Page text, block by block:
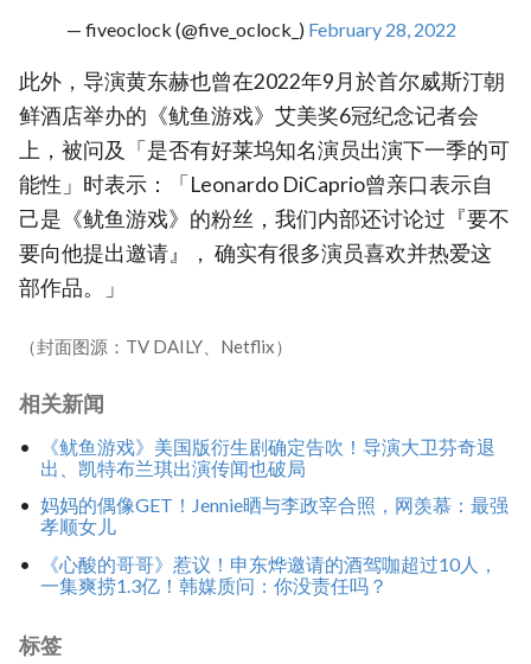
— fiveoclock (@five_oclock_) February 28, 2022
此外，导演黄东赫也曾在2022年9月於首尔威斯汀朝
鲜酒店举办的《鱿鱼游戏》艾美奖6冠纪念记者会
上，被问及「是否有好莱坞知名演员出演下一季的可
能性」时表示：「Leonardo DiCaprio曾亲口表示自
己是《鱿鱼游戏》的粉丝，我们内部还讨论过『要不
要向他提出邀请』， 确实有很多演员喜欢并热爱这
部作品。」
（封面图源：TV DAILY、Netflix）
相关新闻
《鱿鱼游戏》美国版衍生剧确定告吹！导演大卫芬奇退
出、凯特布兰琪出演传闻也破局
妈妈的偶像GET！Jennie晒与李政宰合照，网羡慕：最强
孝顺女儿
《心酸的哥哥》惹议！申东烨邀请的酒驾咖超过10人，
一集爽捞1.3亿！韩媒质问：你没责任吗？
标签